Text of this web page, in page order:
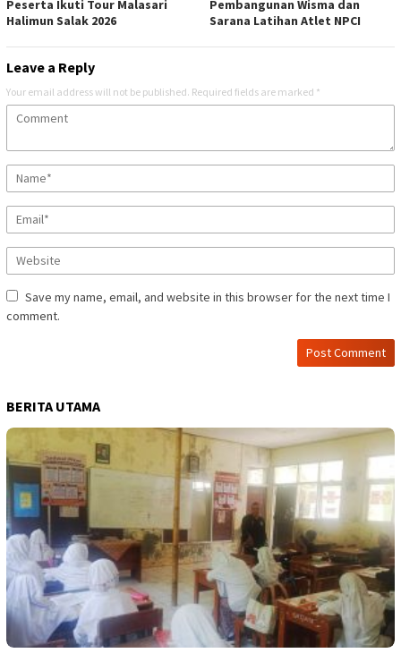
Peserta Ikuti Tour Malasari
Halimun Salak 2026
Pembangunan Wisma dan
Sarana Latihan Atlet NPCI
Leave a Reply
Your email address will not be published. Required fields are marked *
Save my name, email, and website in this browser for the next time I
comment.
BERITA UTAMA